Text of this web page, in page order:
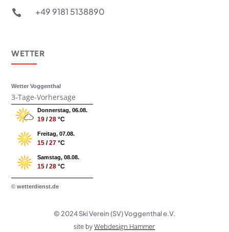
 +49 9181 5138890
WETTER
Wetter Voggenthal
3-Tage-Vorhersage
Donnerstag, 06.08.
19 /28 °C
Freitag, 07.08.
15 /27 °C
Samstag, 08.08.
15 /28 °C
© wetterdienst.de
© 2024 Ski Verein (SV) Voggenthal e.V.
site byWebdesign Hammer